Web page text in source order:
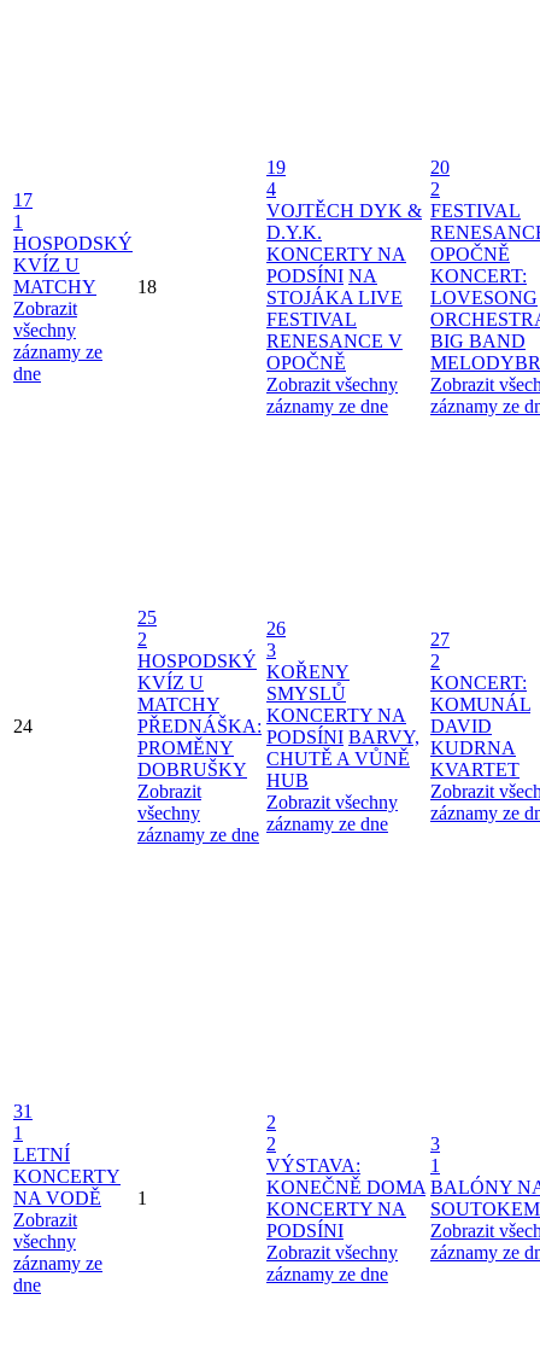
17
1
HOSPODSKÝ
KVÍZ U
MATCHY
Zobrazit
všechny
záznamy ze
dne
18
19
4
VOJTĚCH DYK &
D.Y.K.
KONCERTY NA
PODSÍNI NA
STOJÁKA LIVE
FESTIVAL
RENESANCE V
OPOČNĚ
Zobrazit všechny
záznamy ze dne
20
2
FESTIVAL
OPOČNĚ
KONCERT:
LOVESONG
BIG BAND
Zobrazit
záznamy ze
24
25
2
HOSPODSKÝ
KVÍZ U
MATCHY
PŘEDNÁŠKA:
PROMĚNY
DOBRUŠKY
Zobrazit
všechny
záznamy ze dne
26
3
KOŘENY
SMYSLŮ
KONCERTY NA
PODSÍNI BARVY,
CHUTĚ A VŮNĚ
HUB
Zobrazit všechny
záznamy ze dne
27
2
KONCERT:
KOMUNÁL
DAVID
KUDRNA
KVARTET
Zobrazit
záznamy ze
31
1
LETNÍ
KONCERTY
NA VODĚ
Zobrazit
všechny
záznamy ze
dne
1
2
2
VÝSTAVA:
KONEČNĚ DOMA
KONCERTY NA
PODSÍNI
Zobrazit všechny
záznamy ze dne
3
1
BALÓNY
SOUTOKEM
Zobrazit
záznamy ze